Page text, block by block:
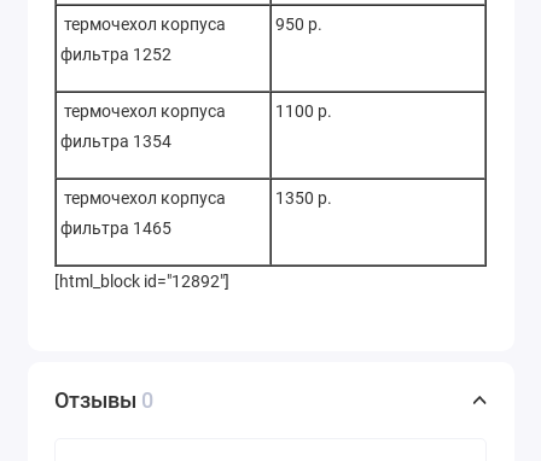
термочехол корпуса
фильтра 1252
950 р.
термочехол корпуса
фильтра 1354
1100 р.
термочехол корпуса
фильтра 1465
1350 р.
[html_block id="12892"]
Отзывы 0